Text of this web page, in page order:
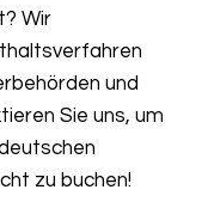
Wir
und
Sie uns, um
zu buchen!